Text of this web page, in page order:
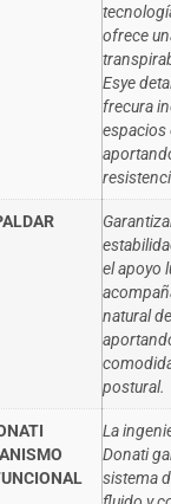
ofrece
Esye
frecura
espacios
el apoyo
natural
postural.
La
Donati
sistema